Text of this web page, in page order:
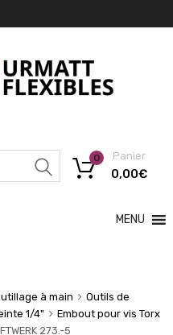
Recherche
Panier
0,00€
0
MENU
à main
Outils de
1/4"
Embout pour vis Torx
273.-5